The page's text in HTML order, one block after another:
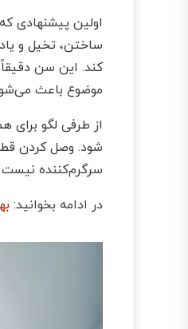
ساختن، تخیل و
کند. این سن
موضوع باعث
از طرفی لگو
شود. وصل کردن
سرگرم‌کننده
در ادامه بخوانید: